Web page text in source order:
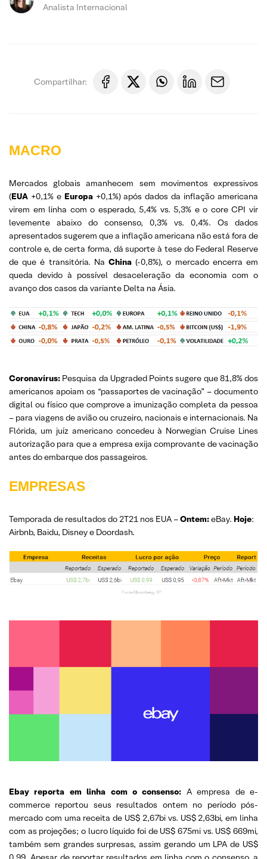
Analista Internacional
Compartilhar:
MACRO
Mercados globais amanhecem sem movimentos expressivos
(EUA +0,1% e Europa +0,1%) após dados da inflação americana
virem em linha com o esperado, 5,4% vs. 5,3% e o core CPI vir
levemente abaixo do consenso, 0,3% vs. 0,4%. Os dados
apresentados sugerem que a inflação americana não está fora de
controle e, de certa forma, dá suporte à tese do Federal Reserve
de que é transitória. Na China (-0,8%), o mercado encerra em
queda devido à possível desaceleração da economia com o
avanço dos casos da variante Delta na Ásia.
Coronavírus: Pesquisa da Upgraded Points sugere que 81,8% dos
americanos apoiam os “passaportes de vacinação” – documento
digital ou físico que comprove a imunização completa da pessoa
– para viagens de avião ou cruzeiro, nacionais e internacionais. Na
Flórida, um juíz americano concedeu à Norwegian Cruise Lines
autorização para que a empresa exija comprovante de vacinação
antes do embarque dos passageiros.
EMPRESAS
Temporada de resultados do 2T21 nos EUA –Ontem:eBay. Hoje:
Airbnb, Baidu, Disney e Doordash.
Ebay reporta em linha com o consenso: A empresa de e-
commerce reportou seus resultados ontem no período pós-
mercado com uma receita de US$ 2,67bi vs. US$ 2,63bi, em linha
com as projeções; o lucro líquido foi de US$ 675mi vs. US$ 669mi,
também sem grandes surpresas, assim gerando um LPA de US$